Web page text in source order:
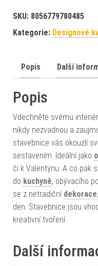
SKU: 8056779780485
Kategorie: Designové
Popis Další
Popis
Vdechněte svému
nikdy nezvadnou a
stavebnice vás okouzlí
sestavením. Ideální jako
či k Valentýnu. A co pak
do kuchyně, obývacího
se z netradiční dekorace
den. Stavebnice jsou
kreativní tvoření.
Další